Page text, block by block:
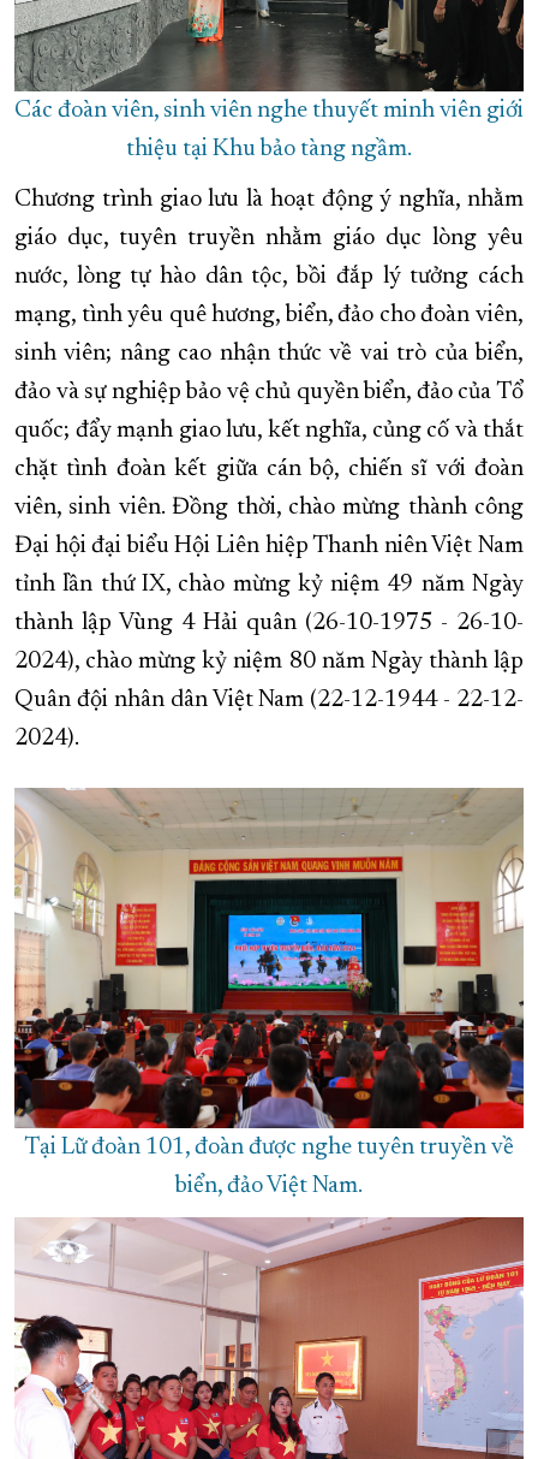
Các đoàn viên, sinh viên nghe thuyết minh viên giới
thiệu tại Khu bảo tàng ngầm.
Chương trình giao lưu là hoạt động ý nghĩa, nhằm
giáo dục, tuyên truyền nhằm giáo dục lòng yêu
nước, lòng tự hào dân tộc, bồi đắp lý tưởng cách
mạng, tình yêu quê hương, biển, đảo cho đoàn viên,
sinh viên; nâng cao nhận thức về vai trò của biển,
đảo và sự nghiệp bảo vệ chủ quyền biển, đảo của Tổ
quốc; đẩy mạnh giao lưu, kết nghĩa, củng cố và thắt
chặt tình đoàn kết giữa cán bộ, chiến sĩ với đoàn
viên, sinh viên. Đồng thời, chào mừng thành công
Đại hội đại biểu Hội Liên hiệp Thanh niên Việt Nam
tỉnh lần thứ IX, chào mừng kỷ niệm 49 năm Ngày
thành lập Vùng 4 Hải quân (26-10-1975 - 26-10-
2024), chào mừng kỷ niệm 80 năm Ngày thành lập
Quân đội nhân dân Việt Nam (22-12-1944 - 22-12-
2024).
Tại Lữ đoàn 101, đoàn được nghe tuyên truyền về
biển, đảo Việt Nam.